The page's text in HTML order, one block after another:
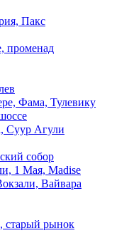
Пакс
променад
Фама, Тулевику
Суур Агули
собор
1 Мая, Madise
Вайвара
старый рынок